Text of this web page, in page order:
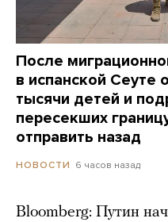
После
в испанской Сеуте
тысячи детей и
пересекших
отправить назад
НОВОСТИ 6 часов назад
Bloomberg: Путин